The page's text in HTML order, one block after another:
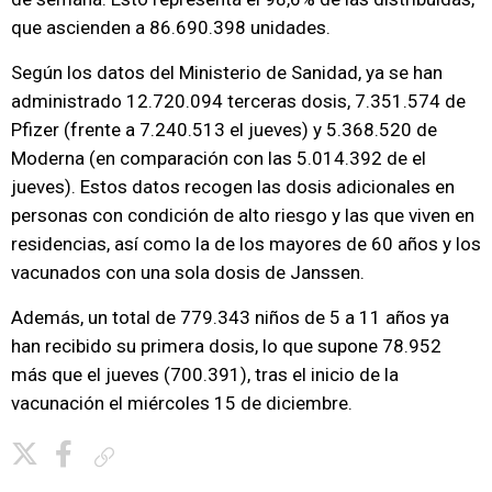
que ascienden a 86.690.398 unidades.
Según los datos del Ministerio de Sanidad, ya se han
administrado 12.720.094 terceras dosis, 7.351.574 de
Pfizer (frente a 7.240.513 el jueves) y 5.368.520 de
Moderna (en comparación con las 5.014.392 de el
jueves). Estos datos recogen las dosis adicionales en
personas con condición de alto riesgo y las que viven en
residencias, así como la de los mayores de 60 años y los
vacunados con una sola dosis de Janssen.
Además, un total de 779.343 niños de 5 a 11 años ya
han recibido su primera dosis, lo que supone 78.952
más que el jueves (700.391), tras el inicio de la
vacunación el miércoles 15 de diciembre.